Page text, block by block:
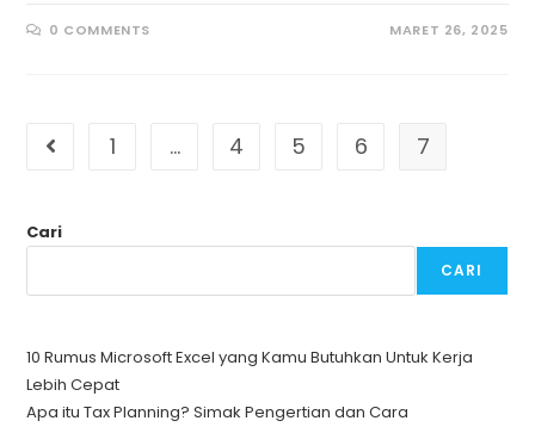
0 COMMENTS MARET 26, 2025
Go to the previous page
1 … 4 5 6 7
Cari
CARI
10 Rumus Microsoft Excel yang Kamu Butuhkan Untuk Kerja
Lebih Cepat
Apa itu Tax Planning? Simak Pengertian dan Cara